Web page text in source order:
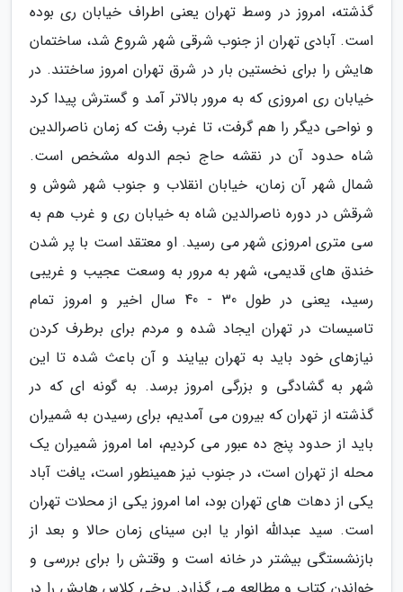
گذشته، امروز در وسط تهران یعنی اطراف خیابان ری بوده
است. آبادی تهران از جنوب شرقی شهر شروع شد، ساختمان
هایش را برای نخستین بار در شرق تهران امروز ساختند. در
خیابان ری امروزی که به مرور بالاتر آمد و گسترش پیدا کرد
و نواحی دیگر را هم گرفت، تا غرب رفت که زمان ناصرالدین
شاه حدود آن در نقشه حاج نجم الدوله مشخص است.
شمال شهر آن زمان، خیابان انقلاب و جنوب شهر شوش و
شرقش در دوره ناصرالدین شاه به خیابان ری و غرب هم به
سی متری امروزی شهر می رسید. او معتقد است با پر شدن
خندق های قدیمی، شهر به مرور به وسعت عجیب و غریبی
رسید، یعنی در طول 30 - 40 سال اخیر و امروز تمام
تاسیسات در تهران ایجاد شده و مردم برای برطرف کردن
نیازهای خود باید به تهران بیایند و آن باعث شده تا این
شهر به گشادگی و بزرگی امروز برسد. به گونه ای که در
گذشته از تهران که بیرون می آمدیم، برای رسیدن به شمیران
باید از حدود پنج ده عبور می کردیم، اما امروز شمیران یک
محله از تهران است، در جنوب نیز همینطور است، یافت آباد
یکی از دهات های تهران بود، اما امروز یکی از محلات تهران
است. سید عبدالله انوار یا ابن سینای زمان حالا و بعد از
بازنشستگی بیشتر در خانه است و وقتش را برای بررسی و